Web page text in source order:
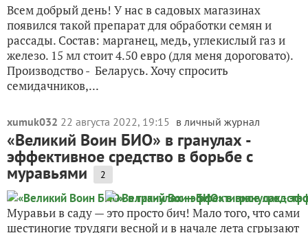
Всем добрый день! У нас в садовых магазинах
появился такой препарат для обработки семян и
рассады. Состав: марганец, медь, углекислый газ и
железо. 15 мл стоит 4.50 евро (для меня дороговато).
Производство - Беларусь. Хочу спросить
семидачников,...
xumuk032 22 августа 2022, 19:15 в личный журнал
«Великий Воин БИО» в гранулах -
эффективное средство в борьбе с
муравьями 2
Муравьи в саду — это просто бич! Мало того, что сами
шестиногие трудяги весной и в начале лета сгрызают